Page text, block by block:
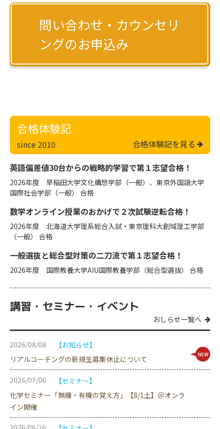
問い合わせ・カウンセリ
ングのお申込み
合格体験記
since 2010
合格体験記を見る
英語偏差値30台からの戦略的学習で第１志望合格！
2026年度 早稲田大学文化構想学部（一般）、東京外国語大学
国際社会学部（一般） 合格
数学オンライン授業のおかげで２次試験逆転合格！
2026年度 北海道大学理系総合入試・東京理科大創域理工学部
（一般） 合格
一般選抜と総合型対策の二刀流で第１志望合格！
2026年度 国際教養大学AIU国際教養学部（総合型選抜） 合格
講習・セミナー・イベント
おしらせ一覧へ
2026/08/08
【お知らせ】
リアルコーチングの新規生募集休止について
2026/07/06
【セミナー】
化学セミナー「無機・有機の覚え方」【8/1土】＠オンラ
イン開催